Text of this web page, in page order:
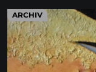
ARCHIV